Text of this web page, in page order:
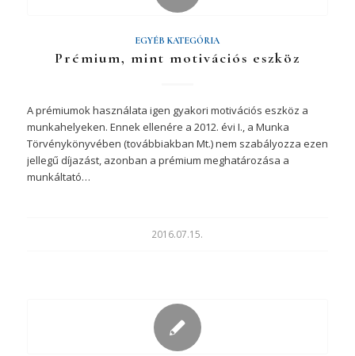
EGYÉB KATEGÓRIA
Prémium, mint motivációs eszköz
A prémiumok használata igen gyakori motivációs eszköz a
munkahelyeken. Ennek ellenére a 2012. évi I., a Munka
Törvénykönyvében (továbbiakban Mt.) nem szabályozza ezen
jellegű díjazást, azonban a prémium meghatározása a
munkáltató…
2016.07.15.